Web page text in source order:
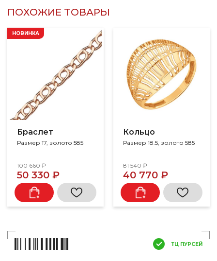
ПОХОЖИЕ ТОВАРЫ
Браслет
Размер 17, золото 585
НОВИНКА
100 660 ₽
50 330 ₽
Кольцо
Размер 18.5, золото 585
81 540 ₽
40 770 ₽
ТЦ ПУРСЕЙ